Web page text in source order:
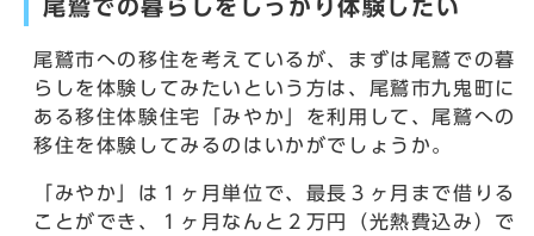
尾鷲での暮らしをしっかり体験したい
尾鷲市への移住を考えているが、まずは尾鷲での暮
らしを体験してみたいという方は、尾鷲市九鬼町に
ある移住体験住宅「みやか」を利用して、尾鷲への
移住を体験してみるのはいかがでしょうか。
「みやか」は１ヶ月単位で、最長３ヶ月まで借りる
ことができ、１ヶ月なんと２万円（光熱費込み）で